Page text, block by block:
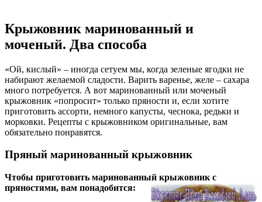
Крыжовник маринованный и
моченый. Два способа
«Ой, кислый» – иногда сетуем мы, когда зеленые ягодки не
набирают желаемой сладости. Варить варенье, желе – сахара
много потребуется. А вот маринованный или моченый
крыжовник «попросит» только пряности и, если хотите
приготовить ассорти, немного капусты, чеснока, редьки и
морковки. Рецепты с крыжовником оригинальные, вам
обязательно понравятся.
Пряный маринованный крыжовник
Чтобы приготовить маринованный крыжовник с
пряностями, вам понадобится: